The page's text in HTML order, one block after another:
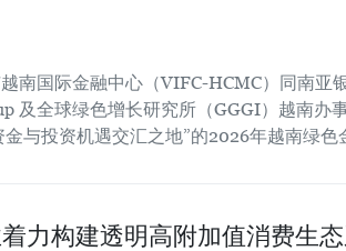
南国际金融中心（VIFC-HCMC）同南亚
及全球绿色增长研究所（GGGI）越南办
与投资机遇交汇之地”的2026年越南绿色
力构建透明高附加值消费生